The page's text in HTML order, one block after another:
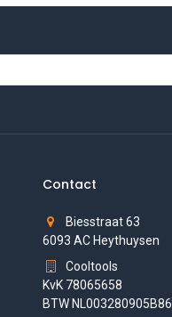
Contact
Biesstraat 63
6093 AC Heythuysen
Cooltools
KvK 78065658
BTW NL003280905B86